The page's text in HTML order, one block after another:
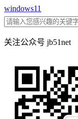
windows11
关注公众号 jb51net